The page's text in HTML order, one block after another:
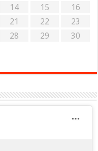
14 15
16
21 22
23
28 29
30